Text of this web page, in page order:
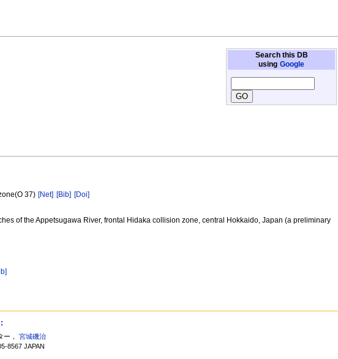
Search this DB
using Google
37) [Net] [Bib] [Doi]
of the Appetsugawa River, frontal Hidaka collision zone, central Hokkaido, Japan (a preliminary
ー，宮城磯治
8567 JAPAN